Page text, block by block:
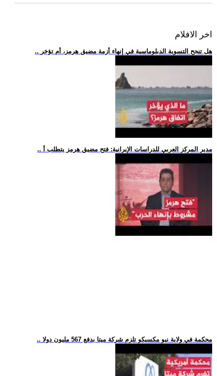
اخر الافلام
.. هل تنجح التسوية الدبلوماسية في إنهاء أزمة مضيق هرمز، أم تؤخر
.. مدير المركز العربي للدراسات الإيرانية: فتح مضيق هرمز يتطلب أ
.. محكمة في ولاية نيو مكسيكو تلزم شركة ميتا بدفع 567 مليون دولا